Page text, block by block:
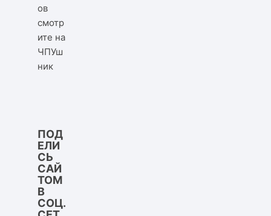
ов
смотр
ите на
ЧПУш
ник
ПОД
ЕЛИ
СЬ
САЙ
ТОМ
В
СОЦ.